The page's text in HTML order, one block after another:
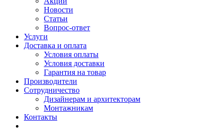
Новости
Статьи
Вопрос-ответ
Услуги
Доставка и оплата
Условия оплаты
Условия доставки
Гарантия на товар
Производители
Сотрудничество
Дизайнерам и архитекторам
Монтажникам
Контакты